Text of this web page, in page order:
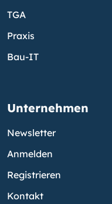
TGA
Praxis
Bau-IT
Unternehmen
Newsletter
Anmelden
Registrieren
Kontakt